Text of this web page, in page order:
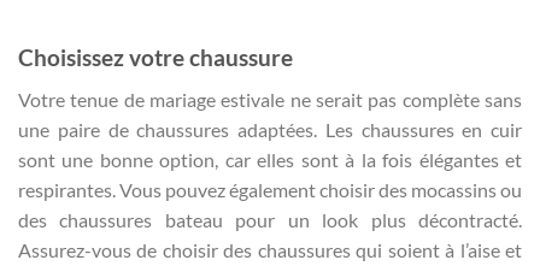
Choisissez votre chaussure
Votre tenue de mariage estivale ne serait pas complète sans
une paire de chaussures adaptées. Les chaussures en cuir
sont une bonne option, car elles sont à la fois élégantes et
respirantes. Vous pouvez également choisir des mocassins ou
des chaussures bateau pour un look plus décontracté.
Assurez-vous de choisir des chaussures qui soient à l’aise et